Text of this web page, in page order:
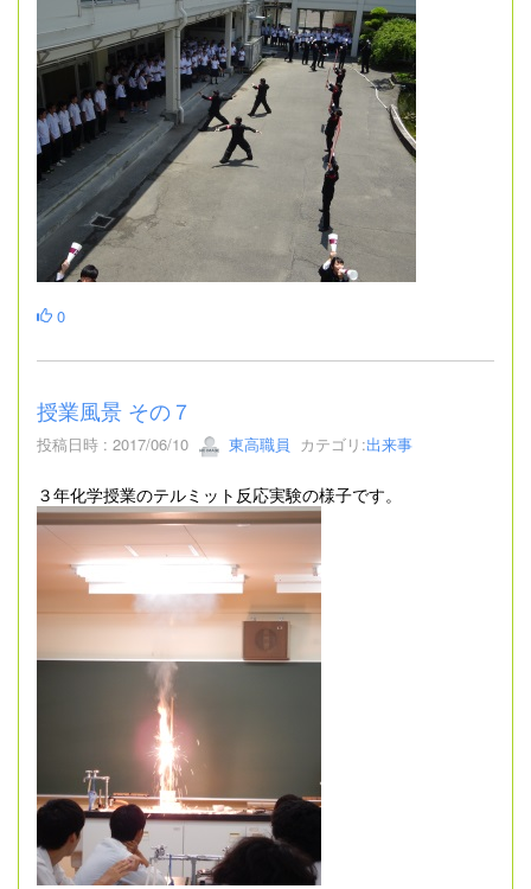
0
授業風景 その７
投稿日時 : 2017/06/10 東高職員 カテゴリ:出来事
３年化学授業のテルミット反応実験の様子です。